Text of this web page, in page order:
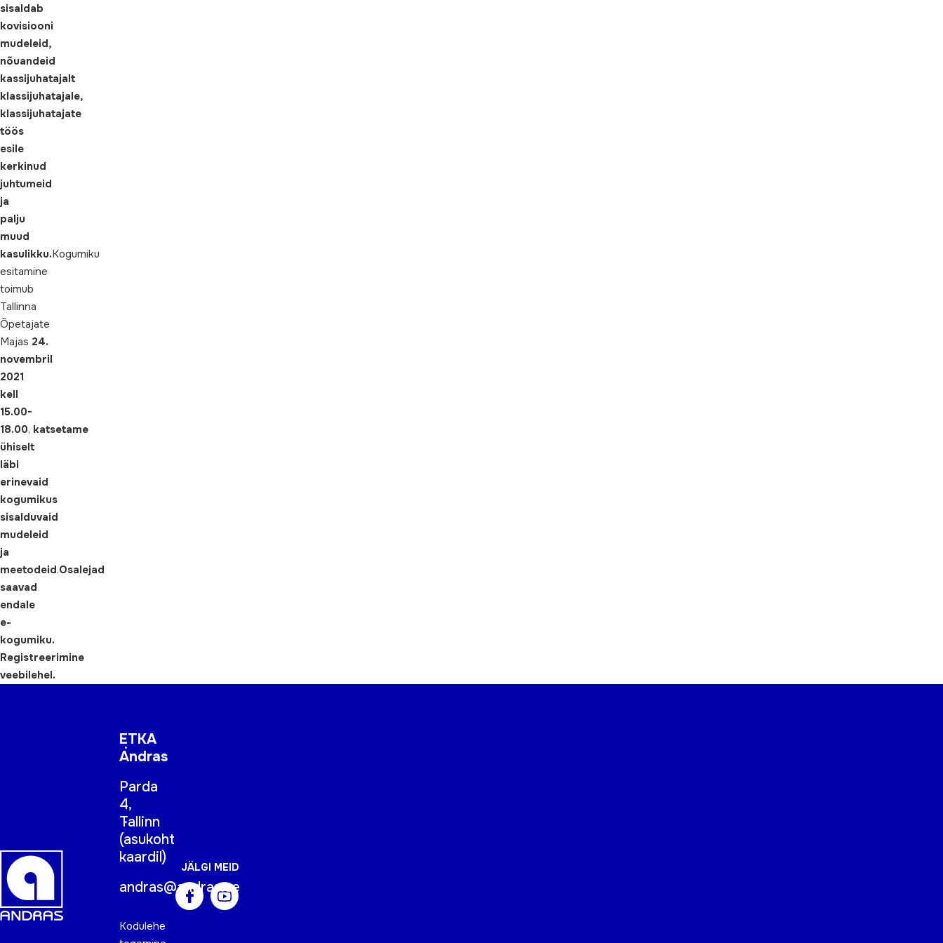
sisaldab
kovisiooni
mudeleid,
nõuandeid
kassijuhatajalt
klassijuhatajale,
klassijuhatajate
töös
esile
kerkinud
juhtumeid
ja
palju
muud
kasulikku.Kogumiku
esitamine
toimub
Tallinna
Õpetajate
Majas 24.
novembril
2021
kell
15.00-
18.00, katsetame
ühiselt
läbi
erinevaid
kogumikus
sisalduvaid
mudeleid
ja
meetodeid.Osalejad
saavad
endale
e-
kogumiku.
Registreerimine
veebilehel.
ETKA
Andras
Parda
4,
Tallinn
(asukoht
kaardil)
andras@andras.ee
Kodulehe
JÄLGI MEID